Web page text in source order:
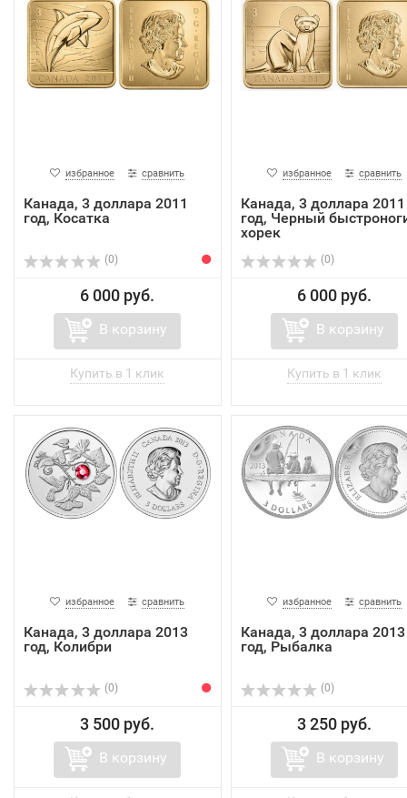
избранное сравнить
Канада, 3 доллара 2011
год, Косатка
(0)
6 000 руб.
В корзину
избранное сравнить
Канада, 3 доллара 2011
год, Черный
хорек
(0)
6 000 руб.
В корзину
избранное сравнить
Канада, 3 доллара 2013
год, Колибри
(0)
3 500 руб.
В корзину
избранное сравнить
Канада, 3 доллара 2013
год, Рыбалка
(0)
3 250 руб.
В корзину